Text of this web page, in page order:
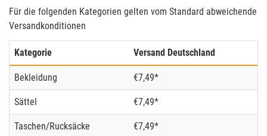
Für die folgenden Kategorien gelten vom Standard abweichende
Versandkonditionen
Kategorie Versand Deutschland
Bekleidung €7,49*
Sättel €7,49*
Taschen/Rucksäcke €7,49*